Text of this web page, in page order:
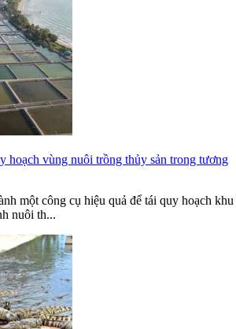
hoạch vùng nuôi trồng thủy sản trong tương
một công cụ hiệu quả để tái quy hoạch khu
nuôi th...